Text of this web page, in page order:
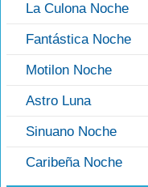
La Culona Noche
Fantástica Noche
Motilon Noche
Astro Luna
Sinuano Noche
Caribeña Noche